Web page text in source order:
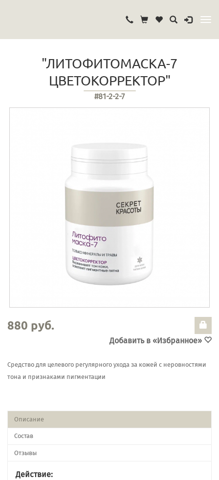
"ЛИТОФИТОМАСКА-7
ЦВЕТОКОРРЕКТОР"
#81-2-2-7
880 руб.
Добавить в «Избранное»
Средство для целевого регулярного ухода за кожей с неровностями
тона и признаками пигментации
Описание
Состав
Отзывы
Действие: